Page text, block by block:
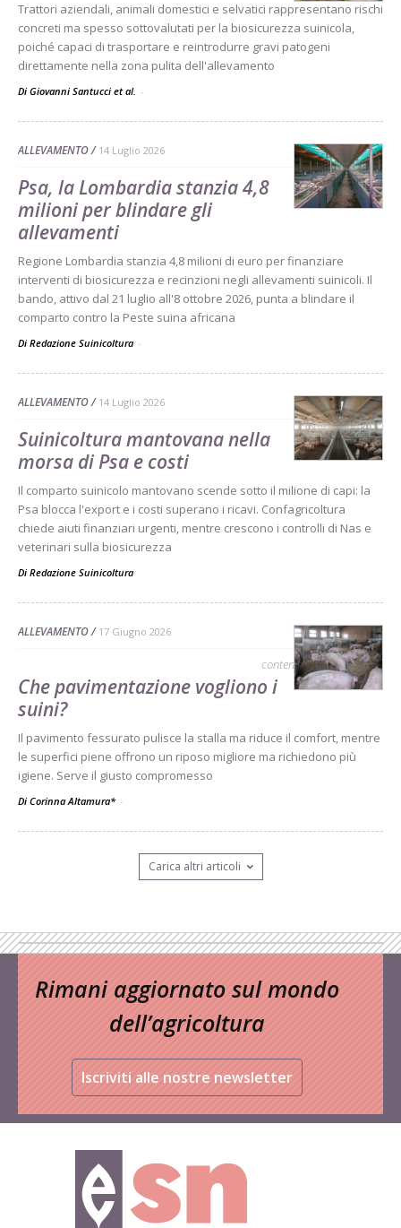
Trattori aziendali, animali domestici e selvatici rappresentano rischi
concreti ma spesso sottovalutati per la biosicurezza suinicola,
poiché capaci di trasportare e reintrodurre gravi patogeni
direttamente nella zona pulita dell'allevamento
Di Giovanni Santucci et al. -
ALLEVAMENTO 14 Luglio 2026
Psa, la Lombardia stanzia 4,8
milioni per blindare gli
allevamenti
Regione Lombardia stanzia 4,8 milioni di euro per finanziare
interventi di biosicurezza e recinzioni negli allevamenti suinicoli. Il
bando, attivo dal 21 luglio all'8 ottobre 2026, punta a blindare il
comparto contro la Peste suina africana
Di Redazione Suinicoltura -
ALLEVAMENTO 14 Luglio 2026
Suinicoltura mantovana nella
morsa di Psa e costi
Il comparto suinicolo mantovano scende sotto il milione di capi: la
Psa blocca l'export e i costi superano i ricavi. Confagricoltura
chiede aiuti finanziari urgenti, mentre crescono i controlli di Nas e
veterinari sulla biosicurezza
Di Redazione Suinicoltura
ALLEVAMENTO 17 Giugno 2026
contenuto sponsorizzato
Che pavimentazione vogliono i
suini?
Il pavimento fessurato pulisce la stalla ma riduce il comfort, mentre
le superfici piene offrono un riposo migliore ma richiedono più
igiene. Serve il giusto compromesso
Di Corinna Altamura* -
Carica altri articoli
Rimani aggiornato sul mondo
dell’agricoltura
Iscriviti alle nostre newsletter